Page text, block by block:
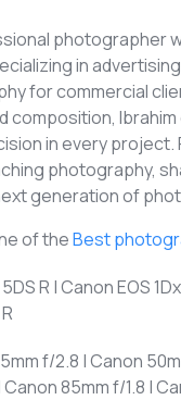
photographer
in
for commercial
composition,
in every project.
photography,
generation of
of theBest
R | Canon EOS
f/2.8 | Canon
Canon 85mm f/1.8 |